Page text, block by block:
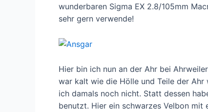
wunderbaren Sigma EX 2.8/105mm
sehr gern verwende!
Hier bin ich nun an der Ahr bei
war kalt wie die Hölle und Teile der
ich damals noch nicht. Statt dessen
benutzt. Hier ein schwarzes Velbon mit